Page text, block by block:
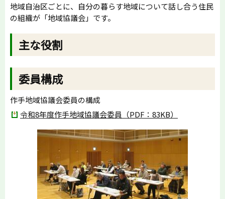
地域自治区ごとに、自分の暮らす地域について話し合う住民
の組織が「地域協議会」です。
主な役割
委員構成
作手地域協議会委員の構成
令和8年度作手地域協議会委員（PDF：83KB）